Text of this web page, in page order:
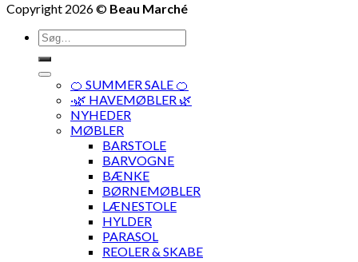
Copyright 2026 © Beau Marché
Søg
efter:
🍊 SUMMER SALE 🍊
·🌿 HAVEMØBLER 🌿
NYHEDER
MØBLER
BARSTOLE
BARVOGNE
BÆNKE
BØRNEMØBLER
LÆNESTOLE
HYLDER
PARASOL
REOLER & SKABE